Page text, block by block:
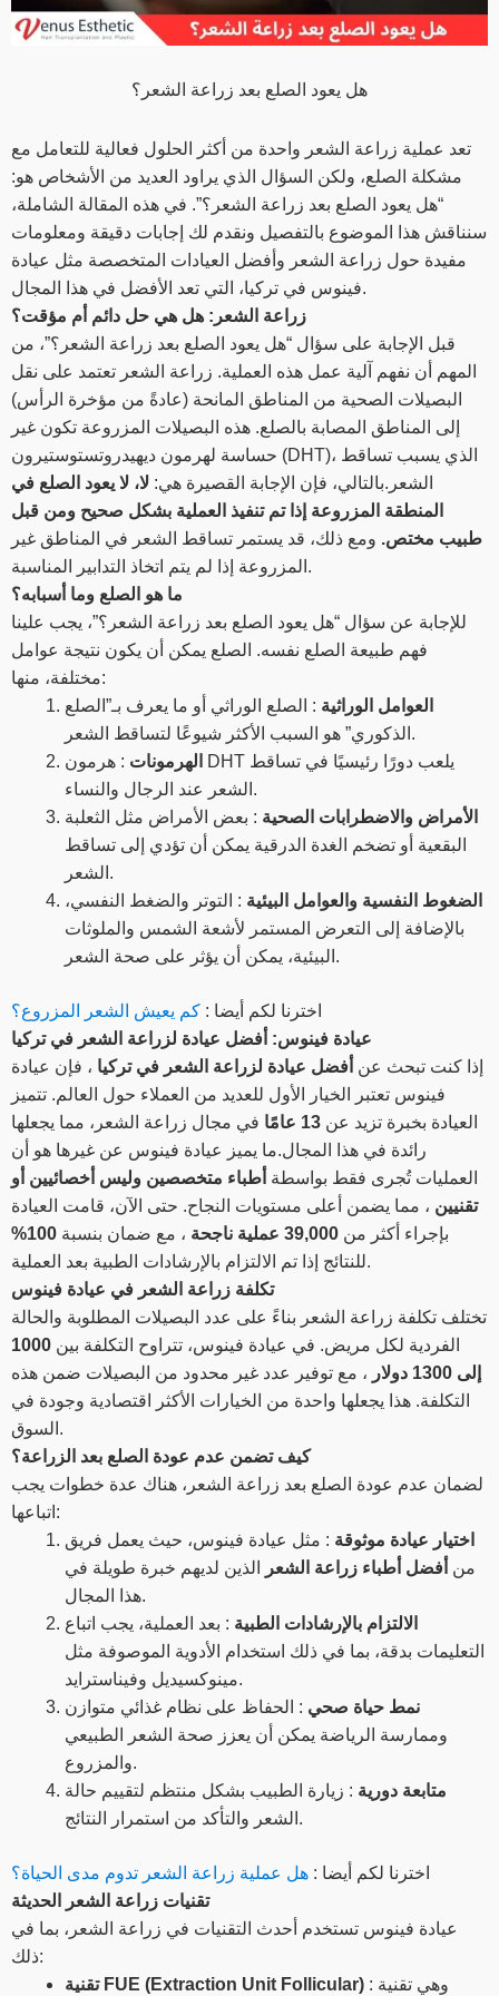
هل يعود الصلع بعد زراعة الشعر؟
تعد عملية زراعة الشعر واحدة من أكثر الحلول فعالية للتعامل مع
مشكلة الصلع، ولكن السؤال الذي يراود العديد من الأشخاص هو:
“هل يعود الصلع بعد زراعة الشعر؟”. في هذه المقالة الشاملة،
سنناقش هذا الموضوع بالتفصيل ونقدم لك إجابات دقيقة ومعلومات
مفيدة حول زراعة الشعر وأفضل العيادات المتخصصة مثل عيادة
فينوس في تركيا، التي تعد الأفضل في هذا المجال.
زراعة الشعر: هل هي حل دائم أم مؤقت؟
قبل الإجابة على سؤال “هل يعود الصلع بعد زراعة الشعر؟”، من
المهم أن نفهم آلية عمل هذه العملية. زراعة الشعر تعتمد على نقل
البصيلات الصحية من المناطق المانحة (عادةً من مؤخرة الرأس)
إلى المناطق المصابة بالصلع. هذه البصيلات المزروعة تكون غير
حساسة لهرمون ديهيدروتستوستيرون (DHT)، الذي يسبب تساقط
الشعر.بالتالي، فإن الإجابة القصيرة هي: لا، لا يعود الصلع في
المنطقة المزروعة إذا تم تنفيذ العملية بشكل صحيح ومن قبل
طبيب مختص. ومع ذلك، قد يستمر تساقط الشعر في المناطق غير
المزروعة إذا لم يتم اتخاذ التدابير المناسبة.
ما هو الصلع وما أسبابه؟
للإجابة عن سؤال “هل يعود الصلع بعد زراعة الشعر؟”، يجب علينا
فهم طبيعة الصلع نفسه. الصلع يمكن أن يكون نتيجة عوامل
مختلفة، منها:
العوامل الوراثية : الصلع الوراثي أو ما يعرف بـ”الصلع
الذكوري” هو السبب الأكثر شيوعًا لتساقط الشعر.
الهرمونات : هرمون DHT يلعب دورًا رئيسيًا في تساقط
الشعر عند الرجال والنساء.
الأمراض والاضطرابات الصحية : بعض الأمراض مثل الثعلبة
البقعية أو تضخم الغدة الدرقية يمكن أن تؤدي إلى تساقط
الشعر.
الضغوط النفسية والعوامل البيئية : التوتر والضغط النفسي،
بالإضافة إلى التعرض المستمر لأشعة الشمس والملوثات
البيئية، يمكن أن يؤثر على صحة الشعر.
اخترنا لكم أيضا : كم يعيش الشعر المزروع؟
عيادة فينوس: أفضل عيادة لزراعة الشعر في تركيا
إذا كنت تبحث عن أفضل عيادة لزراعة الشعر في تركيا ، فإن عيادة
فينوس تعتبر الخيار الأول للعديد من العملاء حول العالم. تتميز
العيادة بخبرة تزيد عن 13 عامًا
في مجال زراعة الشعر، مما يجعلها
رائدة في هذا المجال.ما يميز عيادة فينوس عن غيرها هو أن
العمليات تُجرى فقط بواسطة أطباء متخصصين وليس أخصائيين أو
تقنيين ، مما يضمن أعلى مستويات النجاح. حتى الآن، قامت العيادة
بإجراء أكثر من 39,000 عملية ناجحة ، مع ضمان بنسبة 100%
للنتائج إذا تم الالتزام بالإرشادات الطبية بعد العملية.
تكلفة زراعة الشعر في عيادة فينوس
تختلف تكلفة زراعة الشعر بناءً على عدد البصيلات المطلوبة والحالة
الفردية لكل مريض. في عيادة فينوس، تتراوح التكلفة بين 1000
إلى 1300 دولار
، مع توفير عدد غير محدود من البصيلات ضمن هذه
التكلفة. هذا يجعلها واحدة من الخيارات الأكثر اقتصادية وجودة في
السوق.
كيف تضمن عدم عودة الصلع بعد الزراعة؟
لضمان عدم عودة الصلع بعد زراعة الشعر، هناك عدة خطوات يجب
اتباعها:
اختيار عيادة موثوقة : مثل عيادة فينوس، حيث يعمل فريق
من أفضل أطباء زراعة الشعر
الذين لديهم خبرة طويلة في
هذا المجال.
الالتزام بالإرشادات الطبية : بعد العملية، يجب اتباع
التعليمات بدقة، بما في ذلك استخدام الأدوية الموصوفة مثل
مينوكسيديل وفيناسترايد.
نمط حياة صحي : الحفاظ على نظام غذائي متوازن
وممارسة الرياضة يمكن أن يعزز صحة الشعر الطبيعي
والمزروع.
متابعة دورية : زيارة الطبيب بشكل منتظم لتقييم حالة
الشعر والتأكد من استمرار النتائج.
اخترنا لكم أيضا : هل عملية زراعة الشعر تدوم مدى الحياة؟
تقنيات زراعة الشعر الحديثة
عيادة فينوس تستخدم أحدث التقنيات في زراعة الشعر، بما في
ذلك:
تقنية FUE (Extraction Unit Follicular) : وهي تقنية